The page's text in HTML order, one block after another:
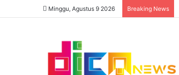
Minggu, Agustus 9 2026 Breaking News